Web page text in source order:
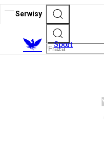
Serwisy
Sport